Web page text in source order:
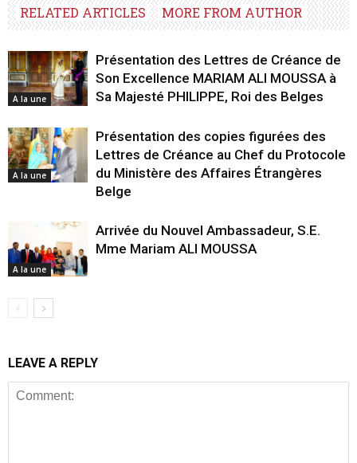
RELATED ARTICLES MORE FROM AUTHOR
A la une
Présentation des Lettres de Créance de
Son Excellence MARIAM ALI MOUSSA à
Sa Majesté PHILIPPE, Roi des Belges
A la une
Présentation des copies figurées des
Lettres de Créance au Chef du Protocole
du Ministère des Affaires Étrangères
Belge
A la une
Arrivée du Nouvel Ambassadeur, S.E.
Mme Mariam ALI MOUSSA
LEAVE A REPLY